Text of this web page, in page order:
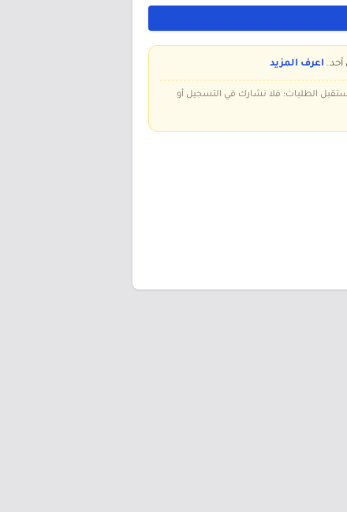
أحد. اعرف المزيد
الطلبات؛ فلا نشارك في التسجيل أو